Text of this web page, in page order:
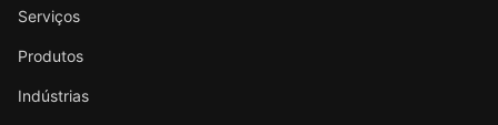
Serviços
Produtos
Indústrias